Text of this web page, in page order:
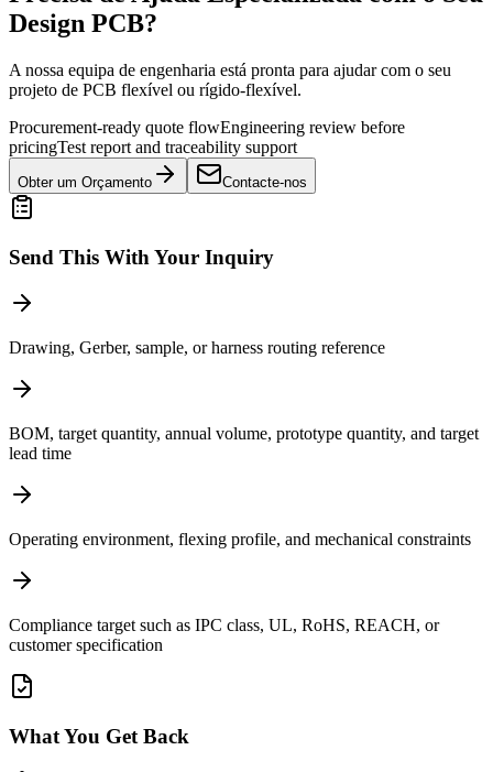
Design PCB?
A nossa equipa de engenharia está pronta para ajudar com o seu
projeto de PCB flexível ou rígido-flexível.
Procurement-ready quote flowEngineering review before
pricingTest report and traceability support
Obter um Orçamento Contacte-nos
Send This With Your Inquiry
Drawing, Gerber, sample, or harness routing reference
BOM, target quantity, annual volume, prototype quantity, and target
lead time
Operating environment, flexing profile, and mechanical constraints
Compliance target such as IPC class, UL, RoHS, REACH, or
customer specification
What You Get Back